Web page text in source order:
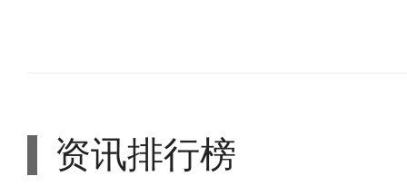
资讯排行榜